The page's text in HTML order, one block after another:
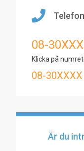
08-
Klicka på
08-30XXXX
Är du